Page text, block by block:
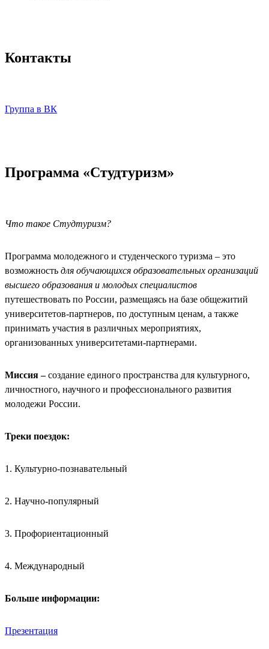
Контакты
Группа в ВК
Программа «Студтуризм»
Что такое Студтуризм?
Программа молодежного и студенческого туризма – это
возможность для обучающихся образовательных организаций
высшего образования и молодых специалистов
путешествовать по России, размещаясь на базе общежитий
университетов-партнеров, по доступным ценам, а также
принимать участия в различных мероприятиях,
организованных университетами-партнерами.
Миссия –создание единого пространства для культурного,
личностного, научного и профессионального развития
молодежи России.
Треки поездок:
1. Культурно-познавательный
2. Научно-популярный
3. Профориентационный
4. Международный
Больше информации:
Презентация